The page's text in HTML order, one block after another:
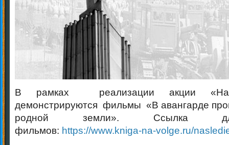
В рамках реализации акции
демонстрируются фильмы «В авангарде
родной земли». Ссылка
фильмов: https://www.kniga-na-volge.ru/